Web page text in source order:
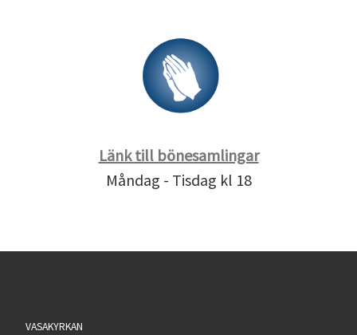
Länk till bönesamlingar
Måndag - Tisdag kl 18
VASAKYRKAN